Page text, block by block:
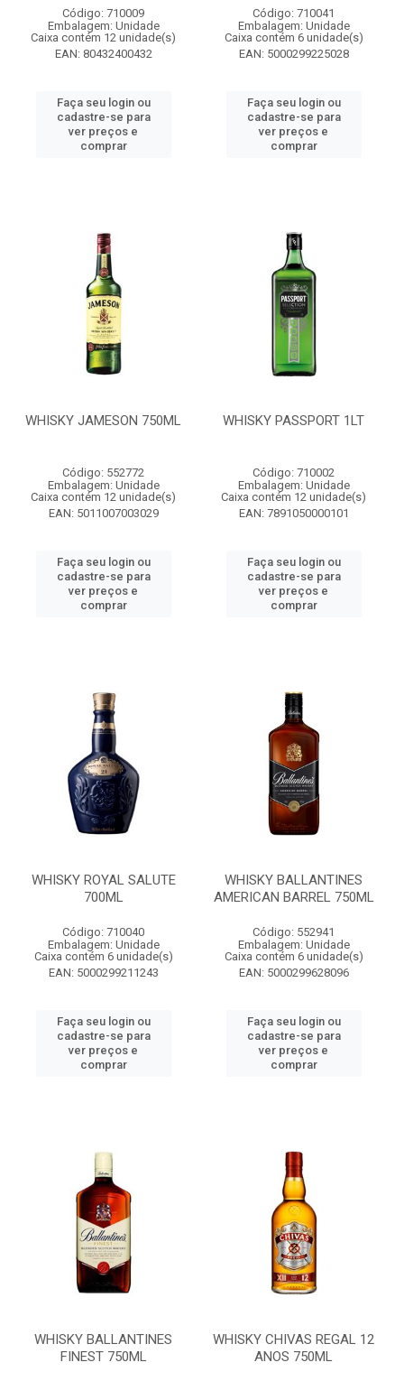
Código: 710009
Embalagem: Unidade
Caixa contém 12 unidade(s)
EAN: 80432400432
Faça seu login ou
cadastre-se para
ver preços e
comprar
Código: 710041
Embalagem: Unidade
Caixa contém 6 unidade(s)
EAN: 5000299225028
Faça seu login ou
cadastre-se para
ver preços e
comprar
WHISKY JAMESON 750ML
Código: 552772
Embalagem: Unidade
Caixa contém 12 unidade(s)
EAN: 5011007003029
Faça seu login ou
cadastre-se para
ver preços e
comprar
WHISKY PASSPORT 1LT
Código: 710002
Embalagem: Unidade
Caixa contém 12 unidade(s)
EAN: 7891050000101
Faça seu login ou
cadastre-se para
ver preços e
comprar
WHISKY ROYAL SALUTE
700ML
Código: 710040
Embalagem: Unidade
Caixa contém 6 unidade(s)
EAN: 5000299211243
Faça seu login ou
cadastre-se para
ver preços e
comprar
WHISKY BALLANTINES
AMERICAN BARREL 750ML
Código: 552941
Embalagem: Unidade
Caixa contém 6 unidade(s)
EAN: 5000299628096
Faça seu login ou
cadastre-se para
ver preços e
comprar
WHISKY BALLANTINES
FINEST 750ML
WHISKY CHIVAS REGAL 12
ANOS 750ML